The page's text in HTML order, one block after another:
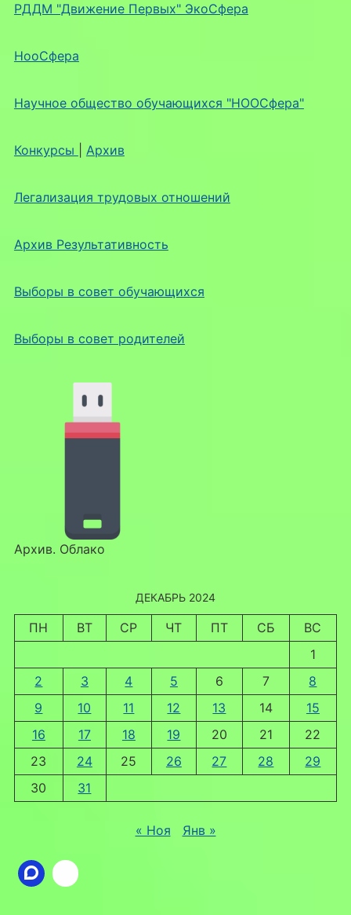
РДДМ "Движение Первых" ЭкоСфера
НооСфера
Научное общество обучающихся "НООСфера"
Конкурсы Архив
Легализация трудовых отношений
Архив Результативность
Выборы в совет обучающихся
Выборы в совет родителей
Архив. Облако
ДЕКАБРЬ 2024
ПН ВТ СР ЧТ ПТ СБ
ВС
1
2
3 4 5 6 7
8
9
10 11 12 13 14
15
16
17 18 19 20 21
22
23
24 25 26 27 28
29
30
31
« Ноя Янв »